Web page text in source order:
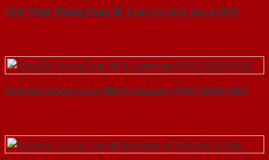
Cửa Thép Chống Cháy 2P 2 tay co thuy luc-a-SGD
Cửa Gỗ Chống Cháy MDF Laminate P1R2 23029-SGD